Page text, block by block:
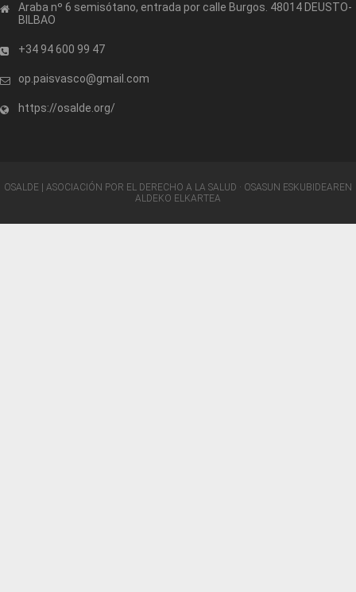
Araba nº 6 semisótano, entrada por calle Burgos. 48014 DEUSTO-
BILBAO
+34 94 600 99 47
op.paisvasco@gmail.com
https://osalde.org/
OSALDE | ASOCIACIÓN POR EL DERECHO A LA SALUD · OSASUN ESKUBIDEAREN
ALDEKO ELKARTEA